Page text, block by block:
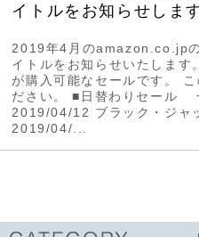
イトルをお知らせします
2019年4月のamazon.co.jp
イトルをお知らせいたしま
が購入可能なセールです。
ださい。 ■日替わりセール
2019/04/12 ブラック・ジ
2019/04/...